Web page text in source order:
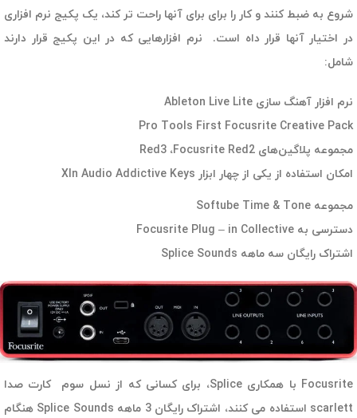
شروع به ضبط کنند و کار را برای برای آنها راحت تر کند، یک پکیج نرم افزاری
در اختیار آنها قرار داه است. نرم افزارهایی که در این پکیج قرار دارند
شامل:
نرم افزار آهنگ سازی Ableton Live Lite
Pro Tools First Focusrite Creative Pack
مجموعه پلاگین‌های Red3 ،Focusrite Red2
امکان استفاده از یکی از چهار ابزار Xln Audio Addictive Keys
مجموعه Softube Time & Tone
دسترسی به Focusrite Plug – in Collective
اشتراک رایگان سه ماهه Splice Sounds
Focusrite با همکاری Splice، برای کسانی که از نسل سوم کارت صدا
scarlett استفاده می کنند، اشتراک رایگان 3 ماهه Splice Sounds هنگام